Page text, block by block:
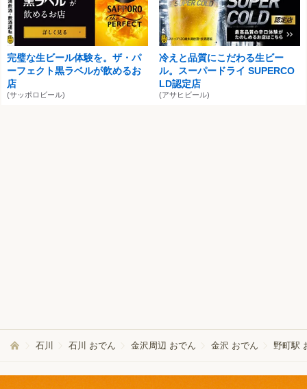
完璧な生ビール体験を。ザ・パ
ーフェクト黒ラベルが飲めるお
店
(サッポロビール)
冷えと品質にこだわる生ビー
ル。スーパードライ SUPERCO
LD認定店
(アサヒビール)
石川 石川 おでん 金沢周辺 おでん 金沢 おでん 野町駅